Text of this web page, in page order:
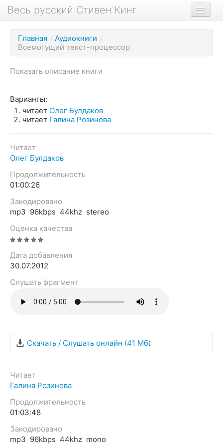
Весь русский Стивен Кинг
Книги
Фильмы
Новости Кинга
Биография
Главная / Аудиокниги /
Всемогущий текст-процессор
Показать описание книги
Варианты:
читает Олег Булдаков
читает Галина Розинова
Читает
Олег Булдаков
Продолжительность
01:00:26
Закодировано
mp3 96kbps 44khz stereo
Оценка качества
Дата добавления
30.07.2012
Слушать фрагмент
Скачать / Слушать онлайн (41 Мб)
Читает
Галина Розинова
Продолжительность
01:03:48
Закодировано
mp3 96kbps 44khz mono